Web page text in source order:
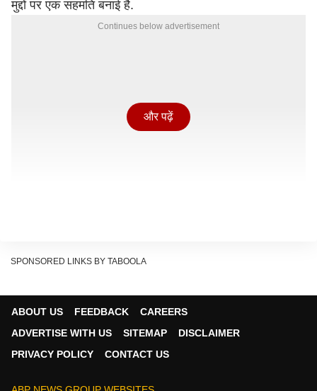
मुद्दों पर एक सहमति बनाई है.
Continues below advertisement
Key points generated by AI, verified by newsroom
और पढ़ें
SPONSORED LINKS BY TABOOLA
ABOUT US FEEDBACK
CAREERS
ADVERTISE WITH US
SITEMAP
DISCLAIMER
PRIVACY POLICY
CONTACT US